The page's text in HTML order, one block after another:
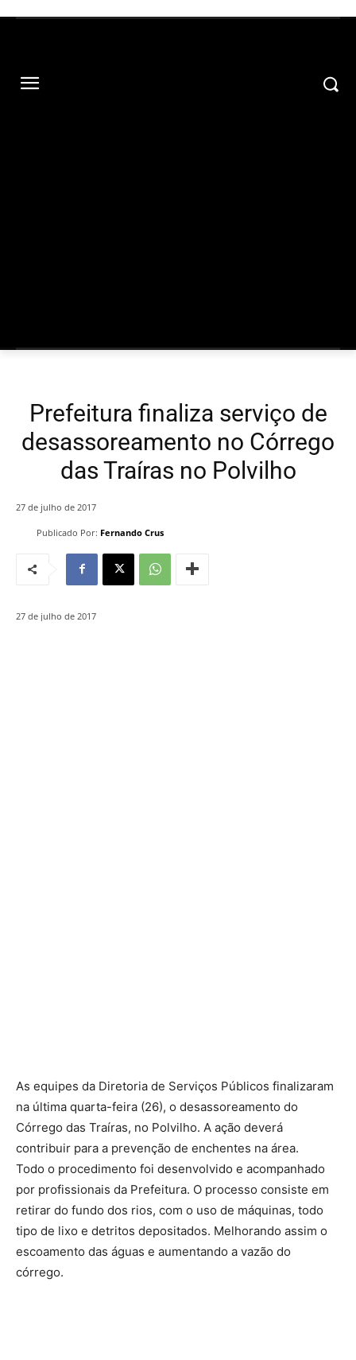
Prefeitura finaliza serviço de
desassoreamento no Córrego
das Traíras no Polvilho
Publicado Por: Fernando Crus
27 de julho de 2017
27 de julho de 2017
As equipes da Diretoria de Serviços Públicos finalizaram
na última quarta-feira (26), o desassoreamento do
Córrego das Traíras, no Polvilho. A ação deverá
contribuir para a prevenção de enchentes na área.
Todo o procedimento foi desenvolvido e acompanhado
por profissionais da Prefeitura. O processo consiste em
retirar do fundo dos rios, com o uso de máquinas, todo
tipo de lixo e detritos depositados. Melhorando assim o
escoamento das águas e aumentando a vazão do
córrego.